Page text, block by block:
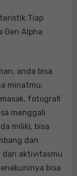
Tiap
Gen Alpha
anda bisa
minatmu,
fotografi
menggali
miliki, bisa
dan
dari aktivitasmu
bisa